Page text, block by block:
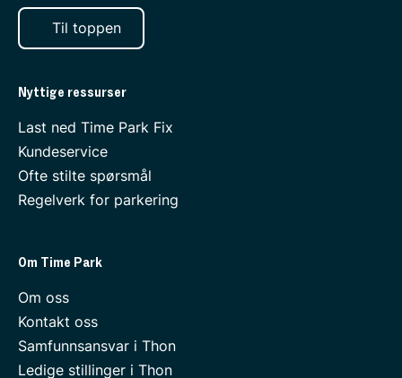
Til toppen
Nyttige ressurser
Last ned Time Park Fix
Kundeservice
Ofte stilte spørsmål
Regelverk for parkering
Om Time Park
Om oss
Kontakt oss
Samfunnsansvar i Thon
Ledige stillinger i Thon